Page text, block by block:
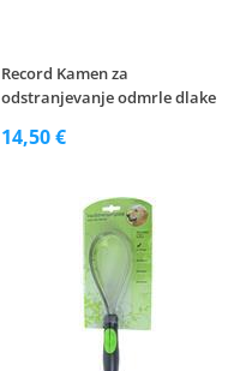
Record Kamen za
odstranjevanje odmrle dlake
14,50 €